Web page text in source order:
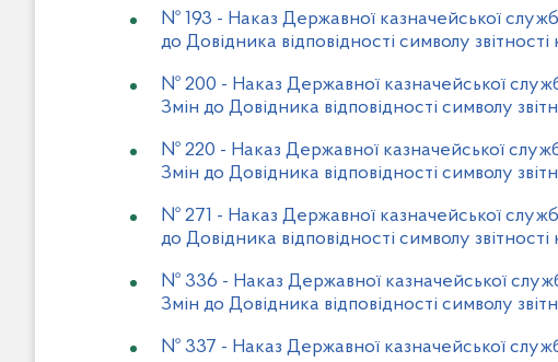
№ 193 - Наказ Державної казначейської
до Довідника відповідності символу
№ 200 - Наказ Державної казначейської
Змін до Довідника відповідності символу
№ 220 - Наказ Державної казначейської
Змін до Довідника відповідності символу
№ 271 - Наказ Державної казначейської
до Довідника відповідності символу
№ 336 - Наказ Державної казначейської
Змін до Довідника відповідності символу
№ 337 - Наказ Державної казначейської